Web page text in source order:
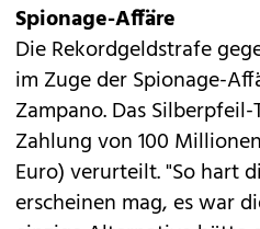
Spionage-Affäre
Die Rekordgeldstrafe
im Zuge der Spionage-
Zampano. Das
Zahlung von 100
Euro) verurteilt. "So hart
erscheinen mag, es war